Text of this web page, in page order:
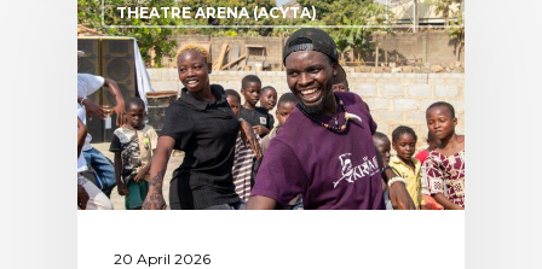
THEATRE ARENA (ACYTA)
20 April 2026